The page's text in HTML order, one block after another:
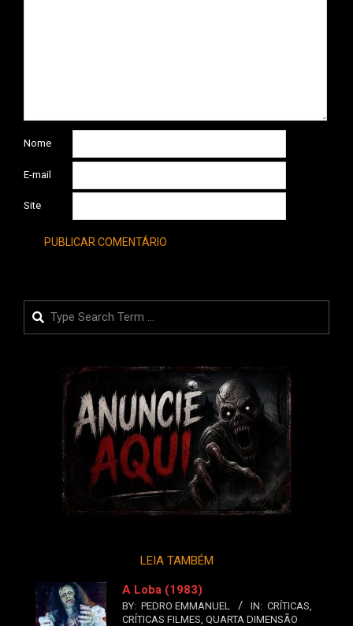
Nome
E-mail
Site
Search
LEIA TAMBÉM
A Loba (1983)
BY: PEDRO EMMANUEL IN: CRÍTICAS
CRÍTICAS FILMES QUARTA DIMENSÃO